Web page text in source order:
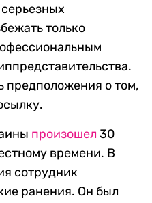
только
предположения о том,
произошел 30
времени. В
сотрудник
ранения. Он был